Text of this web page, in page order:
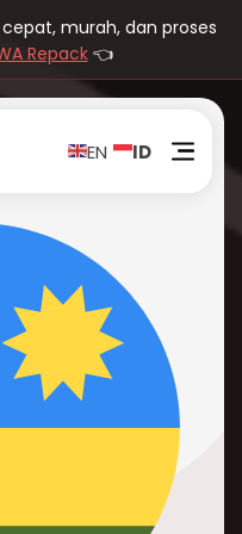
murah, dan proses
Repack👈
EN ID